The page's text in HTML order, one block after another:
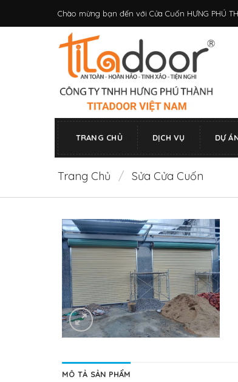
Chào mừng bạn đến với Cửa Cuốn HƯNG PHÚ
TRANG CHỦ DỊCH VỤ DỰ
Trang Chủ / Sửa Cửa Cuốn
MÔ TẢ SẢN PHẨM